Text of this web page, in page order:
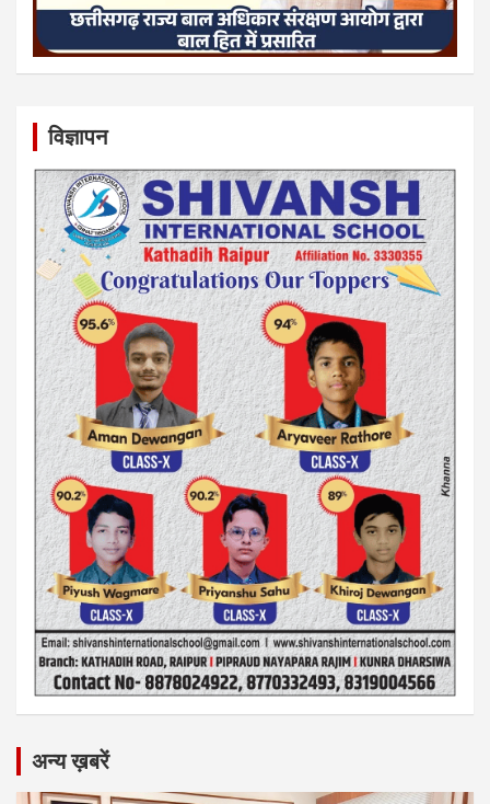
विज्ञापन
अन्य ख़बरें